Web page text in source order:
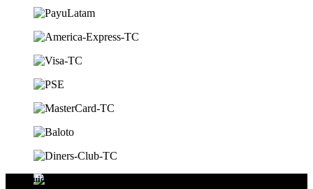
Distribuidores